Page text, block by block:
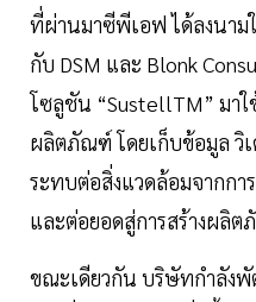
ที่ผ่านมาซีพีเอฟ ได้ลงนาม
กับ DSM และ Blonk
โซลูชัน “SustellTM” มาใ
ผลิตภัณฑ์ โดยเก็บข้อมูล วิ
ระทบต่อสิ่งแวดล้อมจากกา
และต่อยอดสู่การสร้างผลิต
ขณะเดียวกัน บริษัทกำลังพั